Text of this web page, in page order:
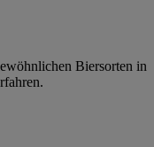
Biersorten in